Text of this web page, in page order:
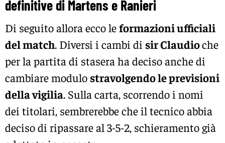
definitive di Martens e Ranieri
Di seguito allora ecco leformazioni ufficiali
del match. Diversi i cambi di sir Claudioche
per la partita di stasera ha deciso anche di
cambiare modulo stravolgendo le previsioni
della vigilia. Sulla carta, scorrendo i nomi
dei titolari, sembrerebbe che il tecnico abbia
deciso di ripassare al 3-5-2, schieramento già